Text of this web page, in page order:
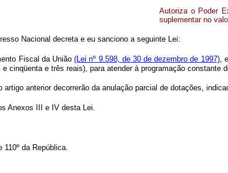
Autoriza o Poder
suplementar no
Nacional decreta e eu sanciono a seguinte Lei:
Fiscal da União(Lei nº 9.598, de 30 de dezembro de 1997),
cinqüenta e três reais), para atender à programação constante
anterior decorrerão da anulação parcial de dotações,
Anexos III e IV desta Lei.
110º da República.